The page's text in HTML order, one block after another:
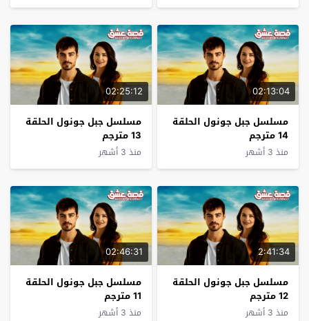
02:13:04
مسلسل جبل جونول الحلقة
14 مترجم
منذ 3 أشهر
02:25:12
مسلسل جبل جونول الحلقة
13 مترجم
منذ 3 أشهر
2:41:34
مسلسل جبل جونول الحلقة
12 مترجم
منذ 3 أشهر
02:46:31
مسلسل جبل جونول الحلقة
11 مترجم
منذ 3 أشهر